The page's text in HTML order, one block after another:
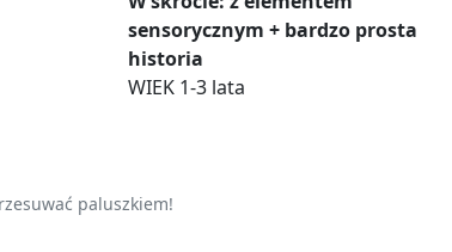
sensorycznym + bardzo prosta
historia
WIEK 1-3 lata
paluszkiem!